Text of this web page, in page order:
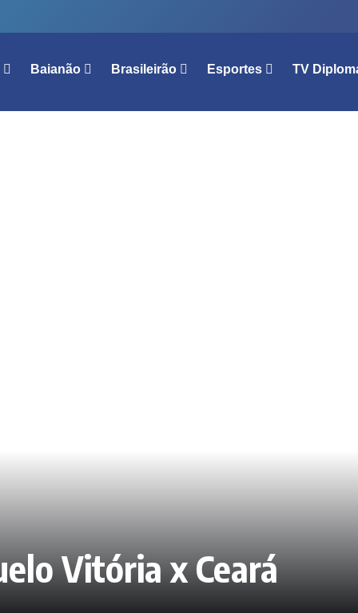
Baianão Brasileirão Esportes TV
Vitória x Ceará